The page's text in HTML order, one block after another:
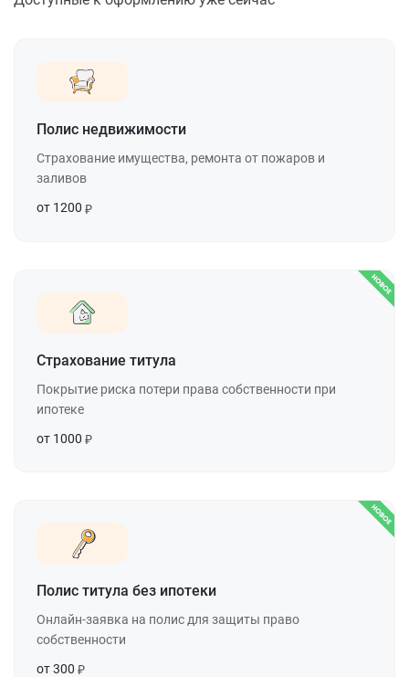
Полис недвижимости
Страхование имущества, ремонта от пожаров и
заливов
от 1200
Страхование титула
Покрытие риска потери права собственности при
ипотеке
от 1000
Полис титула без ипотеки
Онлайн-заявка на полис для защиты право
собственности
от 300